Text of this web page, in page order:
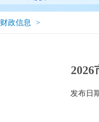
财政信息 >
发布日